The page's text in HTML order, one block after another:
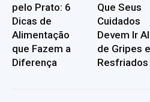
pelo Prato: 6
Dicas de
Alimentação
que Fazem a
Diferença
Que Seus
Cuidados
Devem Ir
de Gripes e
Resfriados